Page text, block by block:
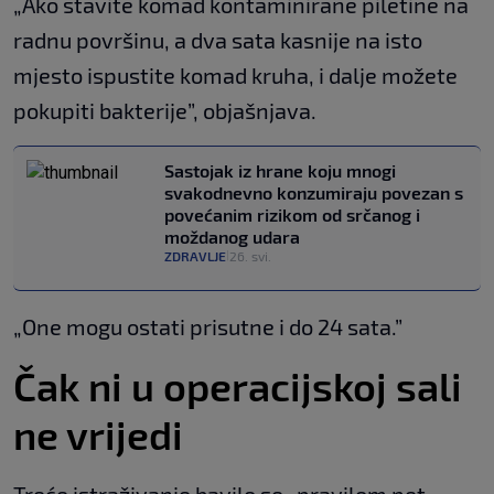
radnu površinu, a dva sata kasnije na isto
mjesto ispustite komad kruha, i dalje možete
pokupiti bakterije”, objašnjava.
Sastojak iz hrane koju mnogi
svakodnevno konzumiraju povezan s
povećanim rizikom od srčanog i
moždanog udara
ZDRAVLJE 26. svi.
„One mogu ostati prisutne i do 24 sata.”
Čak ni u operacijskoj sali
ne vrijedi